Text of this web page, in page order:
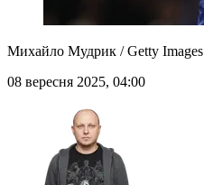
Михайло Мудрик / Getty Images
08 вересня 2025, 04:00